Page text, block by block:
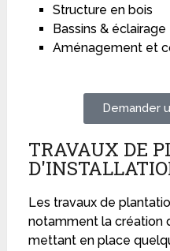
Structure en bois
Bassins & éclairage
Aménagement et
Demander
TRAVAUX DE
Les travaux de
notamment la création
mettant en place